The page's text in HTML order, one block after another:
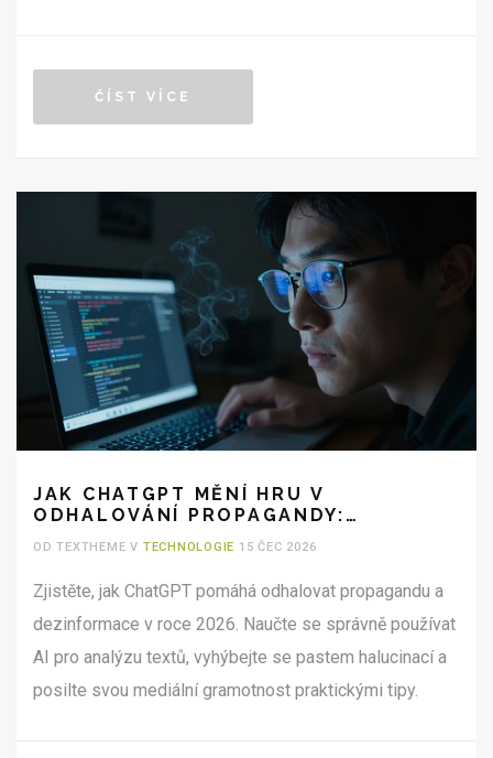
ČÍST VÍCE
JAK CHATGPT MĚNÍ HRU V
ODHALOVÁNÍ PROPAGANDY:
PRŮVODCE PRO ROK 2026
OD TEXTHEME V TECHNOLOGIE 15 ČEC 2026
Zjistěte, jak ChatGPT pomáhá odhalovat propagandu a
dezinformace v roce 2026. Naučte se správně používat
AI pro analýzu textů, vyhýbejte se pastem halucinací a
posilte svou mediální gramotnost praktickými tipy.